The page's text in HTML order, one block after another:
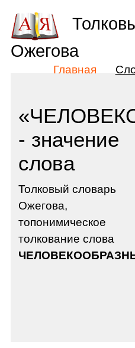
- значение
слова
Толковый словарь
Ожегова,
топонимическое
толкование слова
Ожегова
Главная